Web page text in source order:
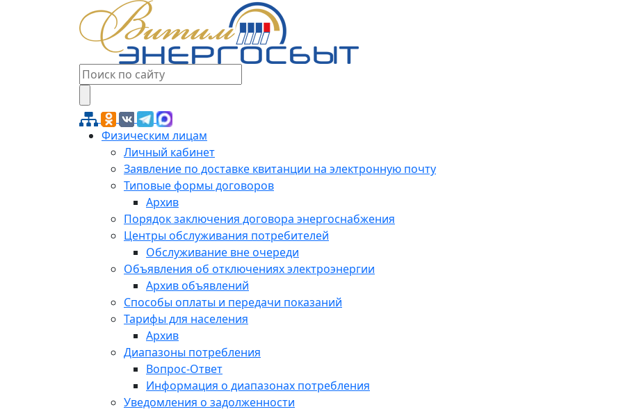
Физическим лицам
Личный кабинет
Заявление по доставке квитанции на электронную почту
Типовые формы договоров
Архив
Порядок заключения договора энергоснабжения
Центры обслуживания потребителей
Обслуживание вне очереди
Объявления об отключениях электроэнергии
Архив объявлений
Способы оплаты и передачи показаний
Тарифы для населения
Архив
Диапазоны потребления
Вопрос-Ответ
Информация о диапазонах потребления
Уведомления о задолженности